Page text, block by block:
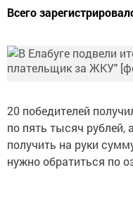
Всего
20 победителей
по пять тысяч рублей,
получить на руки
нужно обратиться по